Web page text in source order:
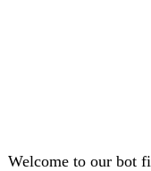
Welcome to our bot